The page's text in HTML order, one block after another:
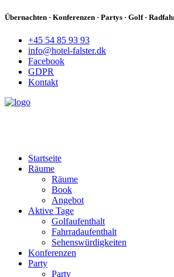
Übernachten · Konferenzen · Partys · Golf ·
+45 54 85 93 93
info@hotel-falster.dk
Facebook
GDPR
Kontakt
Startseite
Räume
Räume
Book
Angebot
Aktive Tage
Golfaufenthalt
Fahrradaufenthalt
Sehenswürdigkeiten
Konferenzen
Party
Party